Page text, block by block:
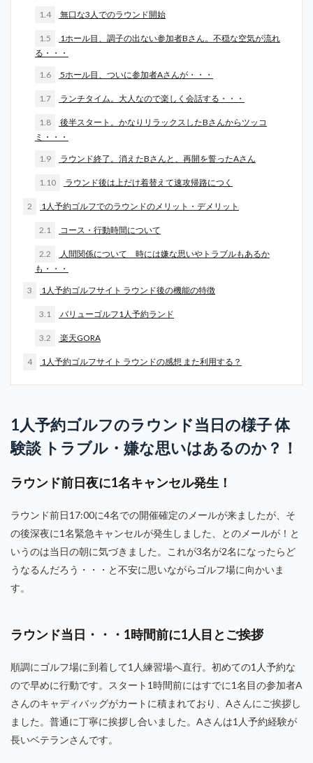
1.4 無口な3人でのラウンド開始
1.5
1ホール目、調子の出ない参加者Bさん。不穏な空気が流れ
る・・・
1.6 5ホール目、ついに参加者Aさんが・・・
1.7 ランチタイム。大人なので楽しく会話する・・・
1.8
後半スタート。かなりリラックスしたBさんからツッコ
ミ・・・
1.9 ラウンド終了。消えたBさんと、再開を誓ったAさん
1.10 ラウンド後は上だけ着替えて速攻帰路につく
2 1人予約ゴルフでのラウンドのメリット・デメリット
2.1 コース・行動時間について
2.2
人間関係について 時には嫌な思いやトラブルもあるか
も・・・
3 1人予約ゴルフサイト ラウンド後の機能の特徴
3.1 バリューゴルフ1人予約ランド
3.2 楽天GORA
4 1人予約ゴルフサイト ラウンドの感想 また利用する？
1人予約ゴルフのラウンド当日の様子 体
験談 トラブル・嫌な思いはあるのか？！
ラウンド前日夜に1名キャンセル発生！
ラウンド前日17:00に4名での開催確定のメールが来ましたが、そ
の後深夜に1名緊急キャンセルが発生しました、とのメールが！と
いうのは当日の朝に気づきました。これが3名が2名になったらど
うなるんだろう・・・と不安に思いながらゴルフ場に向かいま
す。
ラウンド当日・・・1時間前に1人目とご挨拶
順調にゴルフ場に到着して1人練習場へ直行。初めての1人予約な
ので早めに行動です。スタート1時間前にはすでに1名目の参加者A
さんのキャディバッグがカートに積まれており、Aさんにご挨拶し
ました。普通に丁寧に挨拶し合いました。Aさんは1人予約経験が
長いベテランさんです。